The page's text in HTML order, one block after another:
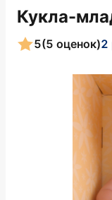
Кукла-
5(5 оценок)2